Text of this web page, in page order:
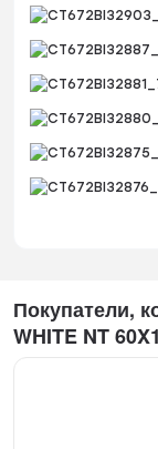
Покупатели,
WHITE NT